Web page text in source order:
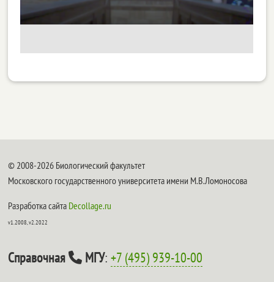
© 2008-2026 Биологический факультет
Московского государственного университета имени М.В.Ломоносова
Разработка сайта Decollage.ru
v1.2008, v2.2022
Справочная МГУ:+7 (495) 939-10-00